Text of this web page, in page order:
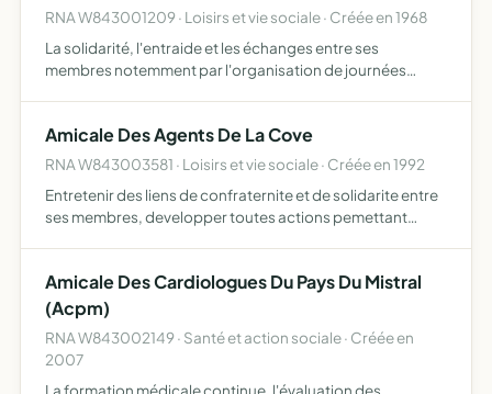
RNA W843001209 · Loisirs et vie sociale · Créée en 1968
La solidarité, l'entraide et les échanges entre ses
membres notemment par l'organisation de journées
Amicale Des Agents De La Cove
RNA W843003581 · Loisirs et vie sociale · Créée en 1992
Entretenir des liens de confraternite et de solidarite entre
ses membres, developper toutes actions pemettant
Amicale Des Cardiologues Du Pays Du Mistral
(Acpm)
RNA W843002149 · Santé et action sociale · Créée en
2007
La formation médicale continue, l'évaluation des